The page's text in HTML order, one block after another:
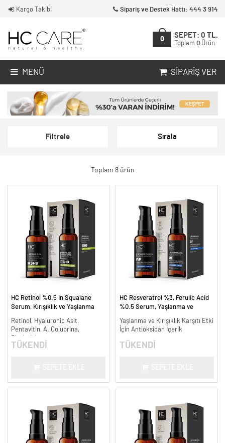
Kargo Takibi Sipariş ve Destek Hattı: 444 3 914
0
SEPET: 0 TL.
Toplam 0 Ürün
MENÜ SIPARIŞ VER
Filtrele Sırala
Toplam 8 ürün
HC Retinol %0.5 In Squalane
Serum, Kırışıklık ve Yaşlanma
Retinol, Hyaluronic Asit,
Pentavitin, A. Colubrina,
Bisabolol
TÜKENDİ
HC Resveratrol %3, Ferulic Acid
%0.5 Serum, Yaşlanma ve
Yaşlanma ve Kırışıklık Karşıtı Etki
İçin Antioksidan İçerik
TÜKENDİ